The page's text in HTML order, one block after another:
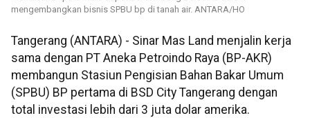
mengembangkan bisnis SPBU bp di tanah air. ANTARA/HO
Tangerang (ANTARA) - Sinar Mas Land menjalin kerja
sama dengan PT Aneka Petroindo Raya (BP-AKR)
membangun Stasiun Pengisian Bahan Bakar Umum
(SPBU) BP pertama di BSD City Tangerang dengan
total investasi lebih dari 3 juta dolar amerika.